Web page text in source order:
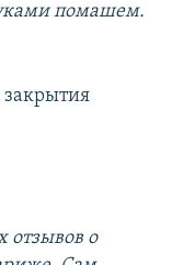
помашем.
отзывов о